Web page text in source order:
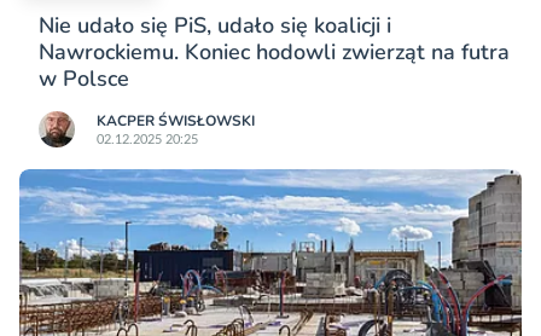
Nie udało się PiS, udało się koalicji i
Nawrockiemu. Koniec hodowli zwierząt na futra
w Polsce
KACPER ŚWISŁO­WSKI
02.12.2025 20:25